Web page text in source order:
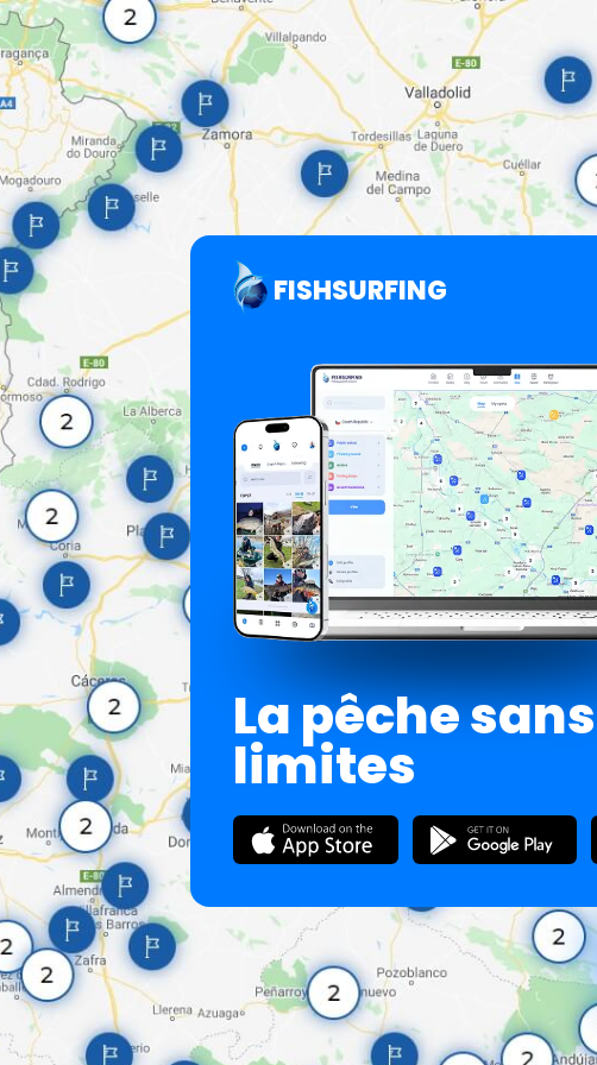
FISHSURFING
La pêche sans
limites